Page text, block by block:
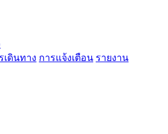
เดินทาง การแจ้งเตือน รายงาน